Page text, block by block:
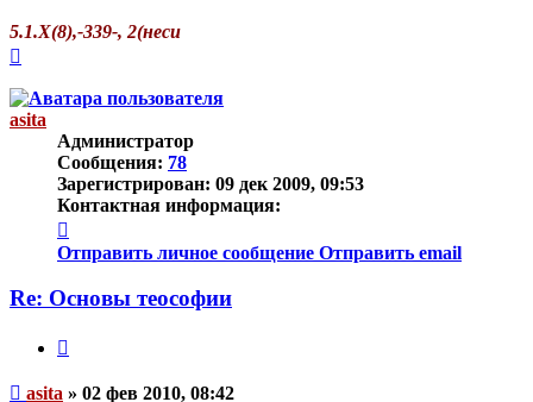
5.1.Х(8),-339-, 2(неси
началу
asita
Администратор
Сообщения: 78
Зарегистрирован: 09 дек 2009, 09:53
Контактная информация:
информация
пользователя
Отправить личное сообщение Отправить email
Re: Основы теософии
Непрочитанное
asita » 02 фев 2010, 08:42